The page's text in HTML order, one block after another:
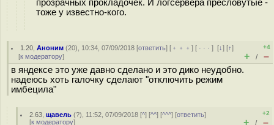
прозрачных прокладочек. И логсервера пресловутые -
тоже у известно-кого.
1.20 ,Аноним (20), 10:34, 07/09/2018 [ответить] [ ﹢﹢﹢] [ · · ·][↓] [↑]
[к модератору]
+4
+ / –
в яндексе это уже давно сделано и это дико неудобно.
надеюсь хоть галочку сделают "отключить режим
имбецила"
2.63 ,щавель (?), 11:52, 07/09/2018 [^] [^^] [^^^] [ответить]
[к модератору]
+2
+ / –